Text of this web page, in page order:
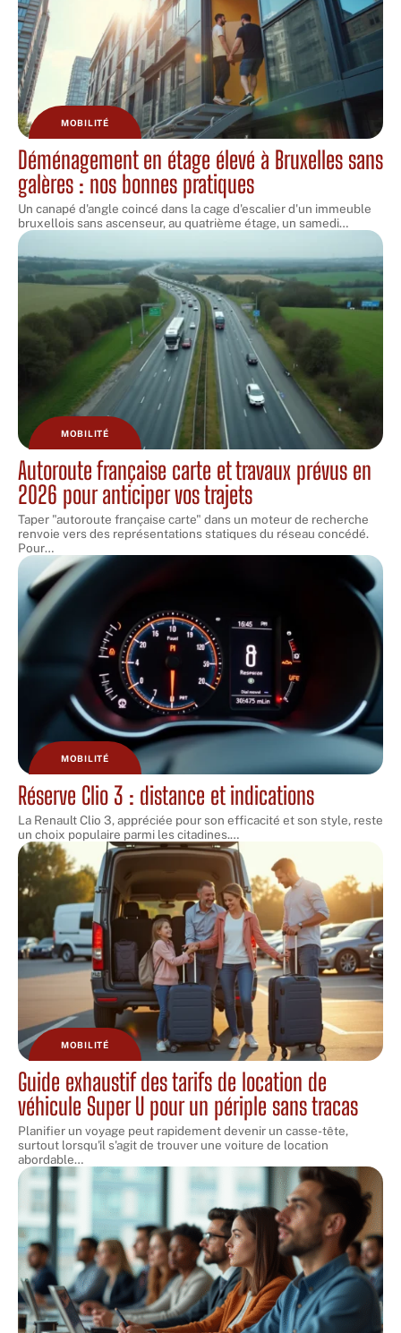
MOBILITÉ
Déménagement en étage élevé à Bruxelles sans
galères : nos bonnes pratiques
Un canapé d'angle coincé dans la cage d'escalier d'un immeuble
bruxellois sans ascenseur, au quatrième étage, un samedi…
MOBILITÉ
Autoroute française carte et travaux prévus en
2026 pour anticiper vos trajets
Taper "autoroute française carte" dans un moteur de recherche
renvoie vers des représentations statiques du réseau concédé.
Pour…
MOBILITÉ
Réserve Clio 3 : distance et indications
La Renault Clio 3, appréciée pour son efficacité et son style, reste
un choix populaire parmi les citadines.…
MOBILITÉ
Guide exhaustif des tarifs de location de
véhicule Super U pour un périple sans tracas
Planifier un voyage peut rapidement devenir un casse-tête,
surtout lorsqu'il s'agit de trouver une voiture de location
abordable…